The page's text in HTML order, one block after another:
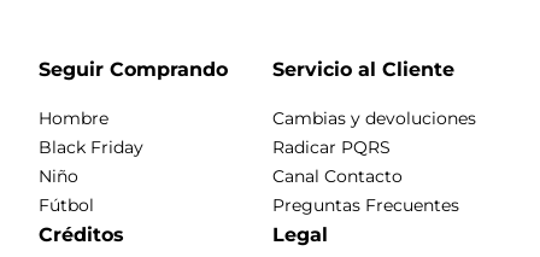
Seguir Comprando
Hombre
Black Friday
Niño
Fútbol
Servicio al Cliente
Cambias y devoluciones
Radicar PQRS
Canal Contacto
Preguntas Frecuentes
Créditos Legal